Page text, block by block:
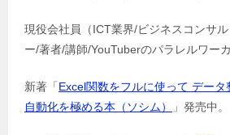
現役会社員（ICT業界/ビジネスコンサ
ー/著者/講師/YouTuberのパラレルワー
新著「 Excel関数をフルに使って デー
自動化を極める本（ソシム）
」発売中。